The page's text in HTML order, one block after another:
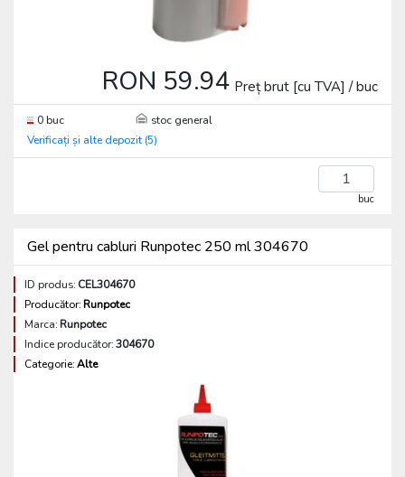
RON 59.94 Preț brut [cu TVA] / buc
0 buc
stoc general
Verificați și alte depozit (5)
buc
Gel pentru cabluri Runpotec 250 ml 304670
ID produs: CEL304670
Producător:Runpotec
Marca:Runpotec
Indice producător:304670
Categorie:Alte